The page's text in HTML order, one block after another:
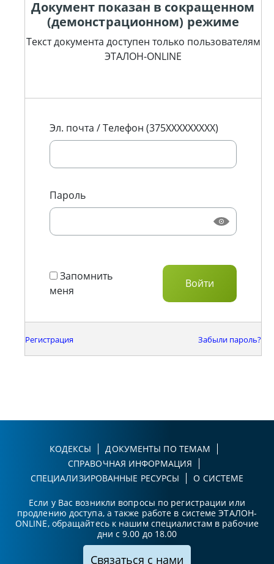
Документ показан в сокращенном
(демонстрационном) режиме
Текст документа доступен только пользователям
ЭТАЛОН-ONLINE
Эл. почта / Телефон (375XXXXXXXXX)
Пароль
Запомнить
меня
Регистрация Забыли пароль?
КОДЕКСЫ
ДОКУМЕНТЫ ПО ТЕМАМ
СПРАВОЧНАЯ ИНФОРМАЦИЯ
СПЕЦИАЛИЗИРОВАННЫЕ РЕСУРСЫ
О СИСТЕМЕ
Если у Вас возникли вопросы по регистрации или
продлению доступа, а также работе в системе ЭТАЛОН-
ONLINE, обращайтесь к нашим специалистам в рабочие
дни с 9.00 до 18.00
Связаться с нами